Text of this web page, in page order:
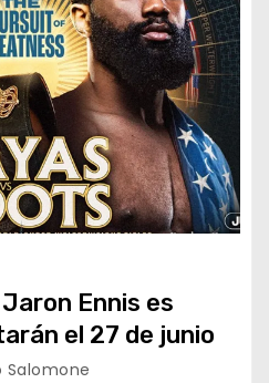
Ennis es
el 27 de junio
Salomone